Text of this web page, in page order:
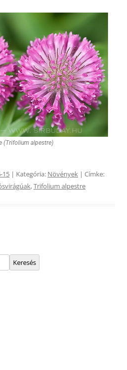
(Trifolium alpestre)
15 | Kategória: Növények | Címke:
,Trifolium alpestre
Keresés